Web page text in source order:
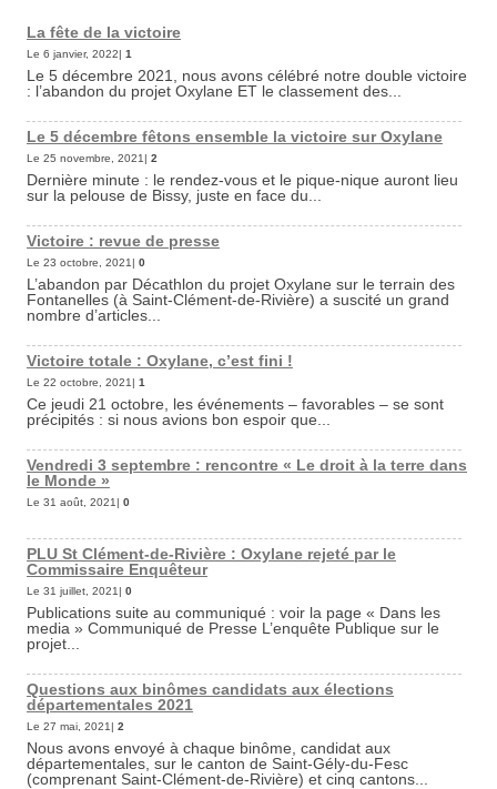
La fête de la victoire
Le 6 janvier, 2022| 1
Le 5 décembre 2021, nous avons célébré notre double victoire
: l’abandon du projet Oxylane ET le classement des...
Le 5 décembre fêtons ensemble la victoire sur Oxylane
Le 25 novembre, 2021| 2
Dernière minute : le rendez-vous et le pique-nique auront lieu
sur la pelouse de Bissy, juste en face du...
Victoire : revue de presse
Le 23 octobre, 2021| 0
L’abandon par Décathlon du projet Oxylane sur le terrain des
Fontanelles (à Saint-Clément-de-Rivière) a suscité un grand
nombre d’articles...
Victoire totale : Oxylane, c’est fini !
Le 22 octobre, 2021| 1
Ce jeudi 21 octobre, les événements – favorables – se sont
précipités : si nous avions bon espoir que...
Vendredi 3 septembre : rencontre « Le droit à la terre dans
le Monde »
Le 31 août, 2021| 0
PLU St Clément-de-Rivière : Oxylane rejeté par le
Commissaire Enquêteur
Le 31 juillet, 2021| 0
Publications suite au communiqué : voir la page « Dans les
media » Communiqué de Presse L’enquête Publique sur le
projet...
Questions aux binômes candidats aux élections
départementales 2021
Le 27 mai, 2021| 2
Nous avons envoyé à chaque binôme, candidat aux
départementales, sur le canton de Saint-Gély-du-Fesc
(comprenant Saint-Clément-de-Rivière) et cinq cantons...